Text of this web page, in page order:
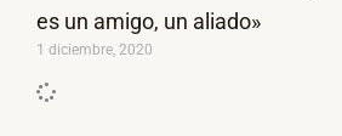
es un amigo, un aliado»
1 diciembre, 2020